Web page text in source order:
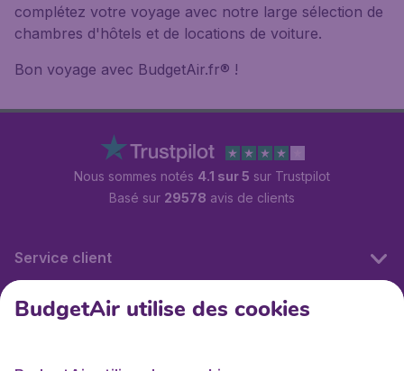
complétez votre voyage avec notre large sélection de
chambres d'hôtels et de locations de voiture.
Bon voyage avec BudgetAir.fr® !
Nous sommes notés 4.1 sur 5 sur Trustpilot
Basé sur 29578 avis de clients
Service client
BudgetAir.fr
BudgetAir utilise des cookies